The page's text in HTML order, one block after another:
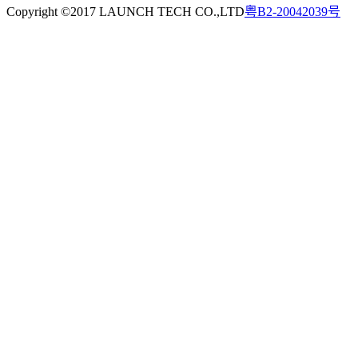
Copyright ©2017 LAUNCH TECH CO.,LTD粤B2-20042039号